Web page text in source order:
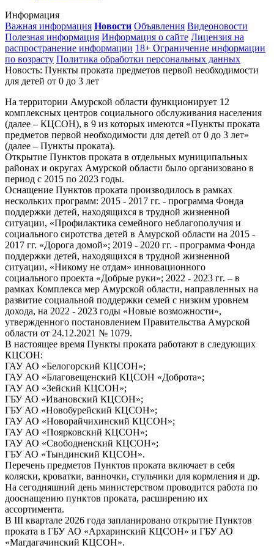
Информация
Важная информация Новости Объявления Видеоновости
Полезная информация Информация о сайте Лицензия на
распространение информации 18+ Ограничение информации
по возрасту Политика обработки персональных данных
Новость: Пункты проката предметов первой необходимости
для детей от 0 до 3 лет
На территории Амурской области функционирует 12
комплексных центров социального обслуживания населения
(далее – КЦСОН), в 9 из которых имеются «Пункты проката
предметов первой необходимости для детей от 0 до 3 лет»
(далее – Пункты проката).
Открытие Пунктов проката в отдельных муниципальных
районах и округах Амурской области было организовано в
период с 2015 по 2023 годы.
Оснащение Пунктов проката производилось в рамках
нескольких программ: 2015 - 2017 гг. - программа Фонда
поддержки детей, находящихся в трудной жизненной
ситуации, «Профилактика семейного неблагополучия и
социального сиротства детей в Амурской области на 2015 -
2017 гг. «Дорога домой»; 2019 - 2020 гг. - программа Фонда
поддержки детей, находящихся в трудной жизненной
ситуации, «Никому не отдам» инновационного
социального проекта «Добрые руки»; 2022 - 2023 гг. – в
рамках Комплекса мер Амурской области, направленных на
развитие социальной поддержки семей с низким уровнем
дохода, на 2022 - 2023 годы «Новые возможности»,
утвержденного постановлением Правительства Амурской
области от 24.12.2021 № 1079.
В настоящее время Пункты проката работают в следующих
КЦСОН:
ГАУ АО «Белогорский КЦСОН»;
ГАУ АО «Благовещенский КЦСОН «Доброта»;
ГАУ АО «Зейский КЦСОН»;
ГБУ АО «Ивановский КЦСОН»;
ГБУ АО «Новобурейский КЦСОН»;
ГАУ АО «Новорайчихинский КЦСОН»;
ГАУ АО «Поярковский КЦСОН»;
ГАУ АО «Свободненский КЦСОН»;
ГБУ АО «Тындинский КЦСОН».
Перечень предметов Пунктов проката включает в себя
коляски, кроватки, ванночки, стульчики для кормления и др.
На сегодняшний день министерством проводится работа по
дооснащению пунктов проката, расширению их
ассортимента.
В III квартале 2026 года запланировано открытие Пунктов
проката в ГБУ АО «Архаринский КЦСОН» и ГБУ АО
«Магдагачинский КЦСОН».